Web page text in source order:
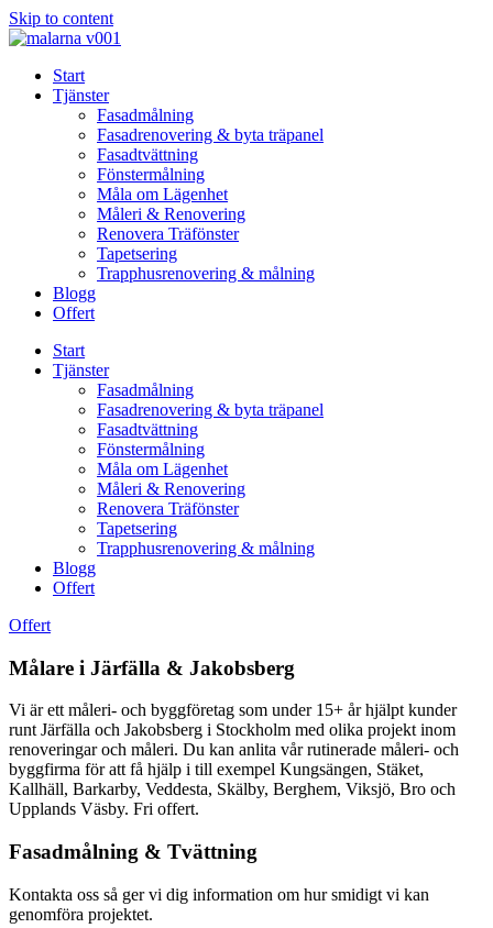
Skip to content
Start
Tjänster
Fasadmålning
Fasadrenovering & byta träpanel
Fasadtvättning
Fönstermålning
Måla om Lägenhet
Måleri & Renovering
Renovera Träfönster
Tapetsering
Trapphusrenovering & målning
Blogg
Offert
Start
Tjänster
Fasadmålning
Fasadrenovering & byta träpanel
Fasadtvättning
Fönstermålning
Måla om Lägenhet
Måleri & Renovering
Renovera Träfönster
Tapetsering
Trapphusrenovering & målning
Blogg
Offert
Offert
Målare i Järfälla & Jakobsberg
Vi är ett måleri- och byggföretag som under 15+ år hjälpt kunder
runt Järfälla och Jakobsberg i Stockholm med olika projekt inom
renoveringar och måleri. Du kan anlita vår rutinerade måleri- och
byggfirma för att få hjälp i till exempel Kungsängen, Stäket,
Kallhäll, Barkarby, Veddesta, Skälby, Berghem, Viksjö, Bro och
Upplands Väsby. Fri offert.
Fasadmålning & Tvättning
Kontakta oss så ger vi dig information om hur smidigt vi kan
genomföra projektet.